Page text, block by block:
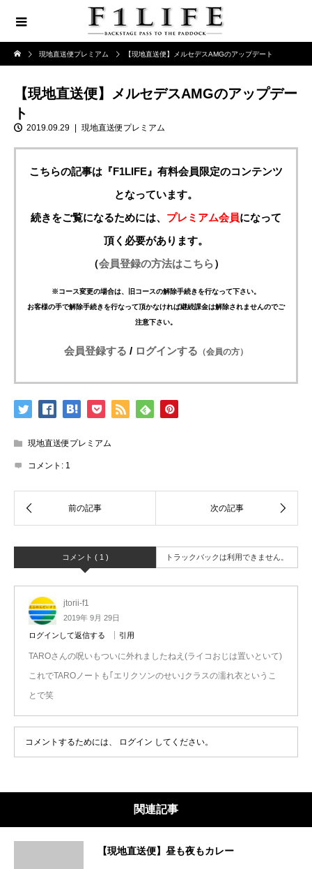
現地直送便プレミアム 【現地直送便】メルセデスAMGのアップデート
【現地直送便】メルセデスAMGのアップデー
ト
2019.09.29 現地直送便プレミアム
こちらの記事は『F1LIFE』有料会員限定のコンテンツ
となっています。
続きをご覧になるためには、 プレミアム会員になって
頂く必要があります。
（会員登録の方法はこちら）
※コース変更の場合は、旧コースの解除手続きを行なって下さい。
お客様の手で解除手続きを行なって頂かなければ継続課金は解除されませんのでご
注意下さい。
会員登録する / ログインする （会員の方）
現地直送便プレミアム
コメント: 1
コメント ( 1 ) トラックバックは利用できません。
jtorii-f1
2019年 9月 29日
ログインして返信する 引用
TAROさんの呪いもついに外れましたねえ(ライコおじは置いといて)
これでTAROノートも｢エリクソンのせい｣クラスの濡れ衣というこ
とで笑
コメントするためには、 ログイン してください。
関連記事
【現地直送便】昼も夜もカレー